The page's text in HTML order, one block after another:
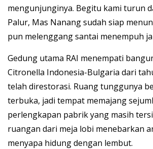
mengunjunginya. Begitu kami turun
Palur, Mas Nanang sudah siap
pun melenggang santai menempuh
Gedung utama RAI menempati
Citronella Indonesia-Bulgaria dari
telah direstorasi. Ruang tunggunya
terbuka, jadi tempat memajang
perlengkapan pabrik yang masih
ruangan dari meja lobi menebarkan
menyapa hidung dengan lembut.